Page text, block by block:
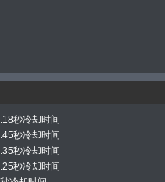
秒冷却时间
秒冷却时间
秒冷却时间
秒冷却时间